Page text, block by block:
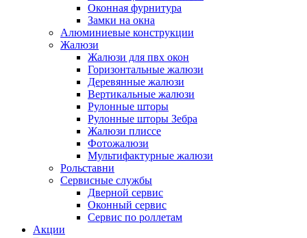
Оконная фурнитура
Замки на окна
Алюминиевые конструкции
Жалюзи
Жалюзи для пвх окон
Горизонтальные жалюзи
Деревянные жалюзи
Вертикальные жалюзи
Рулонные шторы
Рулонные шторы Зебра
Жалюзи плиссе
Фотожалюзи
Мультифактурные жалюзи
Рольставни
Сервисные службы
Дверной сервис
Оконный сервис
Сервис по роллетам
Акции